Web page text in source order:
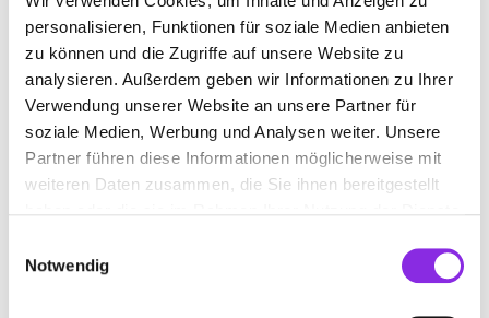
personalisieren, Funktionen für soziale Medien anbieten
zu können und die Zugriffe auf unsere Website zu
analysieren. Außerdem geben wir Informationen zu Ihrer
Verwendung unserer Website an unsere Partner für
soziale Medien, Werbung und Analysen weiter. Unsere
Partner führen diese Informationen möglicherweise mit
weiteren Daten zusammen, die Sie ihnen bereitgestellt
Notwendig
+4965152065
www.dachdecker-scholtes.de